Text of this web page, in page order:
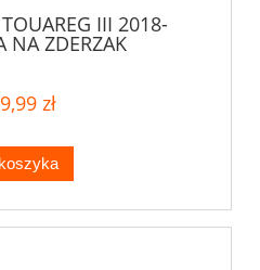
III 2018-
NA ZDERZAK
zł